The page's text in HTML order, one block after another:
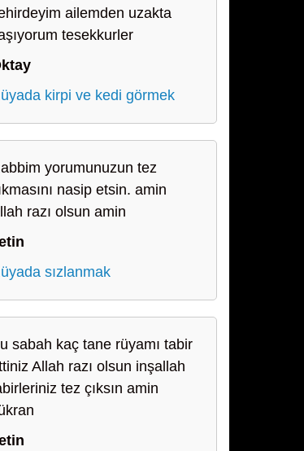
ailemden uzakta
tesekkurler
kirpi ve kedi görmek
yorumunuzun tez
nasip etsin. amin
razı olsun amin
sızlanmak
sabah kaç tane rüyamı tabir
Allah razı olsun inşallah
tez çıksın amin